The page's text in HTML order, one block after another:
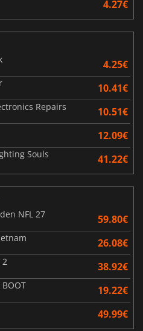
4.27€
4.25€
10.41€
Repairs 10.51€
12.09€
Souls 41.22€
NFL 27
59.80€
26.08€
2 38.92€
BOOT 19.22€
49.99€